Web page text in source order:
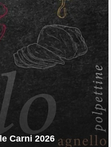
Carni 2026